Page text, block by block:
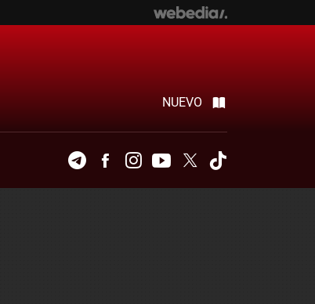
NUEVO
TelegramFacebookInstagramYoutubeTwitter